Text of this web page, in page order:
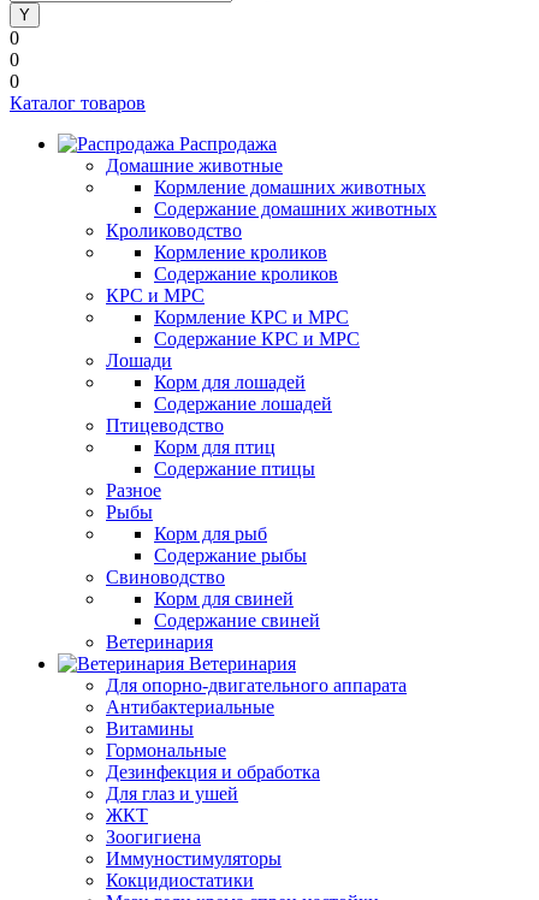
0
0
0
Каталог товаров
Распродажа
Домашние животные
Кормление домашних животных
Содержание домашних животных
Кролиководство
Кормление кроликов
Содержание кроликов
КРС и МРС
Кормление КРС и МРС
Содержание КРС и МРС
Лошади
Корм для лошадей
Содержание лошадей
Птицеводство
Корм для птиц
Содержание птицы
Разное
Рыбы
Корм для рыб
Содержание рыбы
Свиноводство
Корм для свиней
Содержание свиней
Ветеринария
Ветеринария
Для опорно-двигательного аппарата
Антибактериальные
Витамины
Гормональные
Дезинфекция и обработка
Для глаз и ушей
ЖКТ
Зоогигиена
Иммуностимуляторы
Кокцидиостатики